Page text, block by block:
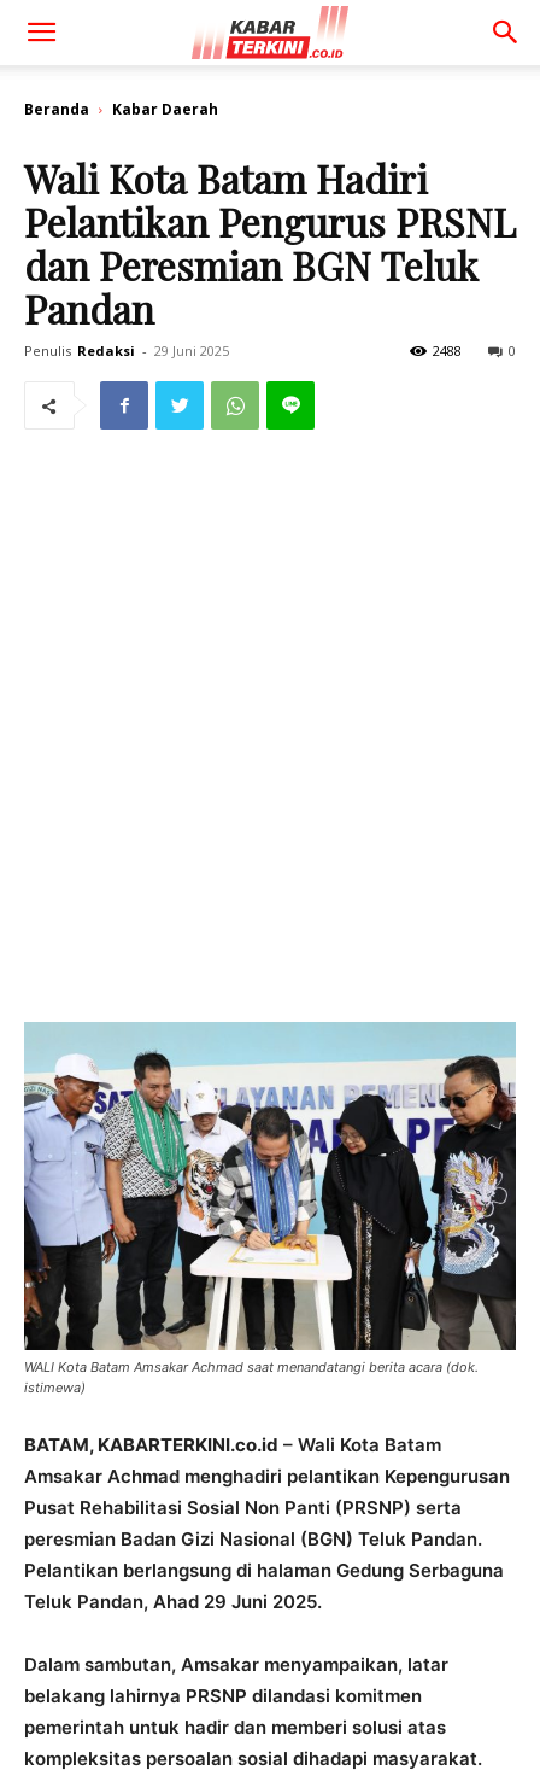
Beranda Kabar Daerah
Wali Kota Batam Hadiri
Pelantikan Pengurus PRSNL
dan Peresmian BGN Teluk
Pandan
Penulis Redaksi - 29 Juni 2025 0
2488
WALI Kota Batam Amsakar Achmad saat menandatangi berita acara (dok.
istimewa)
BATAM, KABARTERKINI.co.id – Wali Kota Batam
Amsakar Achmad menghadiri pelantikan Kepengurusan
Pusat Rehabilitasi Sosial Non Panti (PRSNP) serta
peresmian Badan Gizi Nasional (BGN) Teluk Pandan.
Pelantikan berlangsung di halaman Gedung Serbaguna
Teluk Pandan, Ahad 29 Juni 2025.
Dalam sambutan, Amsakar menyampaikan, latar
belakang lahirnya PRSNP dilandasi komitmen
pemerintah untuk hadir dan memberi solusi atas
kompleksitas persoalan sosial dihadapi masyarakat.